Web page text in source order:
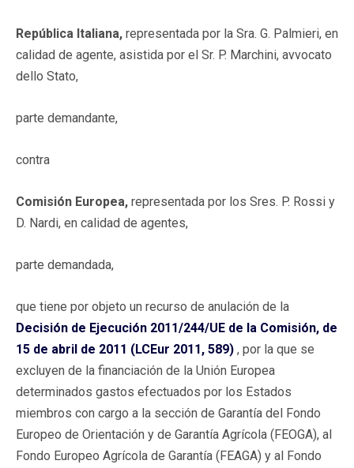
República Italiana, representada por la Sra. G. Palmieri, en
calidad de agente, asistida por el Sr. P. Marchini, avvocato
dello Stato,
parte demandante,
contra
Comisión Europea, representada por los Sres. P. Rossi y
D. Nardi, en calidad de agentes,
parte demandada,
que tiene por objeto un recurso de anulación de la
Decisión de Ejecución 2011/244/UE de la Comisión, de
15 de abril de 2011 (LCEur 2011, 589) , por la que se
excluyen de la financiación de la Unión Europea
determinados gastos efectuados por los Estados
miembros con cargo a la sección de Garantía del Fondo
Europeo de Orientación y de Garantía Agrícola (FEOGA), al
Fondo Europeo Agrícola de Garantía (FEAGA) y al Fondo